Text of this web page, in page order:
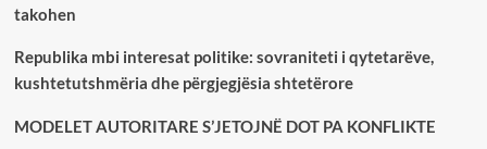
takohen
Republika mbi interesat politike: sovraniteti i qytetarëve,
kushtetutshmëria dhe përgjegjësia shtetërore
MODELET AUTORITARE S’JETOJNË DOT PA KONFLIKTE